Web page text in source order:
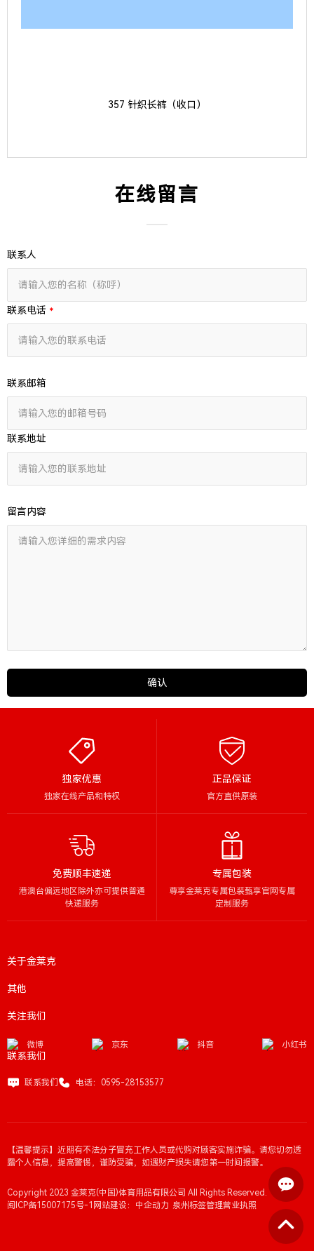
357 针织长裤（收口）
在线留言
联系人
联系电话
联系邮箱
联系地址
留言内容
确认
独家优惠
独家在线产品和特权
正品保证
官方直供原装
免费顺丰速递
港澳台偏远地区除外亦可提供普通
快递服务
专属包装
尊享金莱克专属包装甄享官网专属
定制服务
关于金莱克
其他
关注我们
微博 京东 抖音 小红书
联系我们
联系我们 电话：0595-28153577
【温馨提示】近期有不法分子冒充工作人员或代购对顾客实施诈骗。请您切勿透
露个人信息，提高警惕，谨防受骗，如遇财产损失请您第一时间报警。
Copyright 2023 金莱克(中国)体育用品有限公司 All Rights Reserved.
闽ICP备15007175号-1 网站建设：中企动力 泉州标签管理营业执照